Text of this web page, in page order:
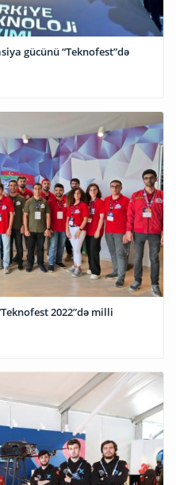
gücünü “Teknofest”də
2022”də milli